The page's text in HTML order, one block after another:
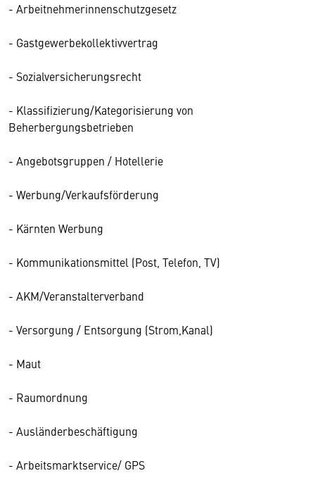
- Arbeitnehmerinnenschutzgesetz
- Gastgewerbekollektivvertrag
- Sozialversicherungsrecht
- Klassifizierung/Kategorisierung von
Beherbergungsbetrieben
- Angebotsgruppen / Hotellerie
- Werbung/Verkaufsförderung
- Kärnten Werbung
- Kommunikationsmittel (Post, Telefon, TV)
- AKM/Veranstalterverband
- Versorgung / Entsorgung (Strom,Kanal)
- Maut
- Raumordnung
- Ausländerbeschäftigung
- Arbeitsmarktservice/ GPS